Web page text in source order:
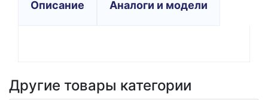
Описание Аналоги и модели
Другие товары категории